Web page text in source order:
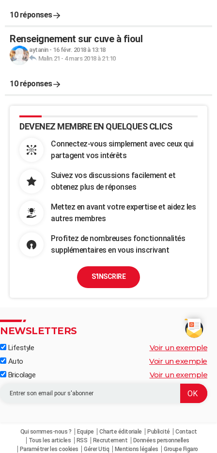
10 réponses
Renseignement sur cuve à fioul
aytanin- 16 févr. 2018 à 13:18
Malin.21 - 4 mars 2018 à 21:10
10 réponses
DEVENEZ MEMBRE EN QUELQUES CLICS
Connectez-vous simplement avec ceux qui
partagent vos intérêts
Suivez vos discussions facilement et
obtenez plus de réponses
Mettez en avant votre expertise et aidez les
autres membres
Profitez de nombreuses fonctionnalités
supplémentaires en vous inscrivant
S'INSCRIRE
NEWSLETTERS
Lifestyle Voir un exemple
Auto Voir un exemple
Bricolage Voir un exemple
Qui sommes-nous ? Equipe Charte éditoriale Publicité
Contact
Tous les articles
RSS Recrutement
Données personnelles
Paramétrer les cookies
Gérer Utiq Mentions légales Groupe Figaro